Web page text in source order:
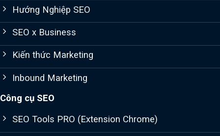
Hướng Nghiệp SEO
SEO x Business
Kiến thức Marketing
Inbound Marketing
Công cụ SEO
SEO Tools PRO (Extension Chrome)